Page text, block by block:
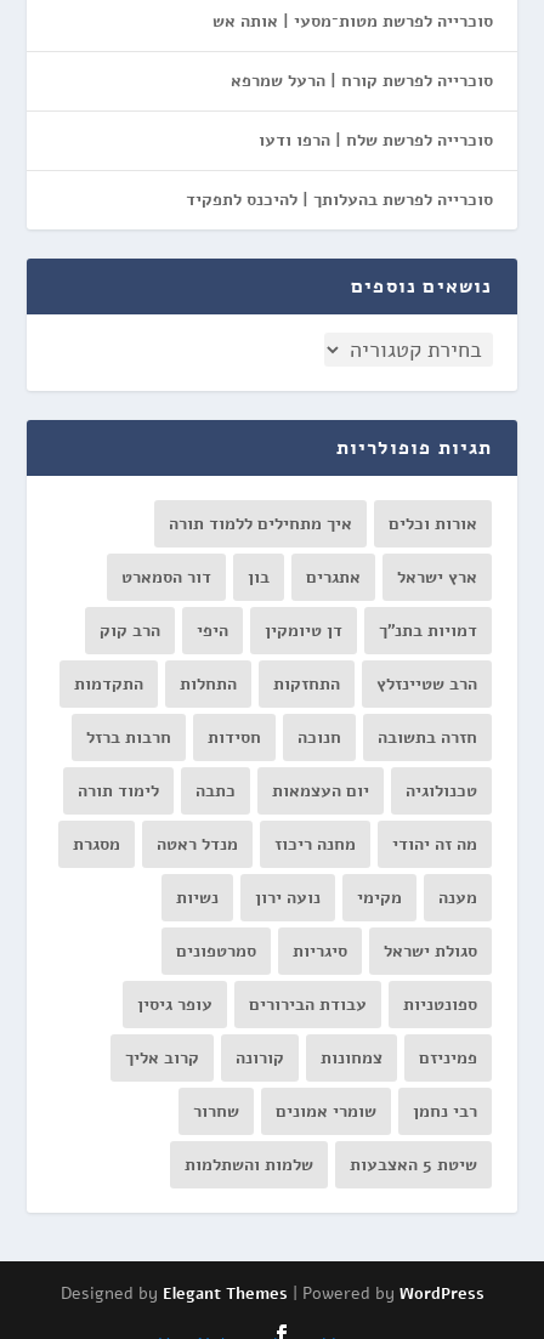
סוכרייה לפרשת מטות־מסעי | אותה אש
סוכרייה לפרשת קורח | הרעל שמרפא
סוכרייה לפרשת שלח | הרפו ודעו
סוכרייה לפרשת בהעלותך | להיכנס לתפקיד
נושאים נוספים
תגיות פופולריות
אורות וכלים איך מתחילים ללמוד תורה
ארץ ישראל אתגרים בון דור הסמארט
דמויות בתנ"ך דן טיומקין היפי הרב קוק
הרב שטיינזלץ התחזקות התחלות התקדמות
חזרה בתשובה חנוכה חסידות חרבות ברזל
טכנולוגיה יום העצמאות כתבה לימוד תורה
מה זה יהודי מחנה ריכוז מנדל ראטה מסגרת
מענה מקימי נועה ירון נשיות
סגולת ישראל סיגריות סמרטפונים
ספונטניות עבודת הבירורים עופר גיסין
פמיניזם צמחונות קורונה קרוב אליך
רבי נחמן שומרי אמונים שחרור
שיטת 5 האצבעות שלמות והשתלמות
Designed by Elegant Themes | Powered by WordPress